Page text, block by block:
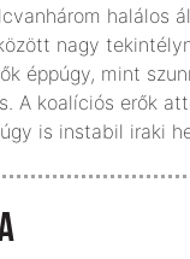
halálos
nagy
éppúgy, mint
A koalíciós erők
is instabil iraki